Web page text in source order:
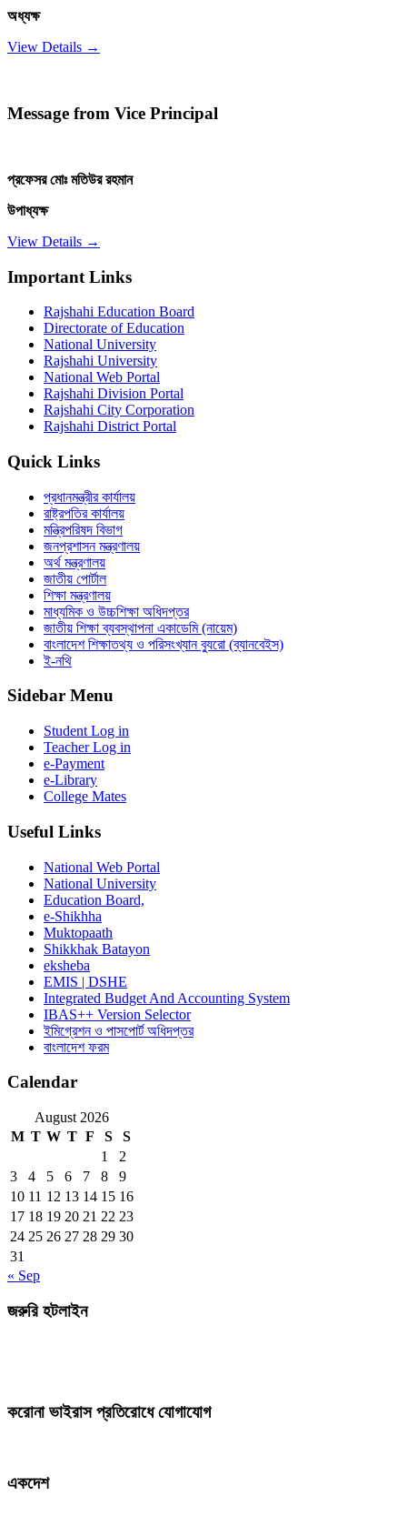
অধ্যক্ষ
View Details →
Message from Vice Principal
প্রফেসর মোঃ মতিউর রহমান
উপাধ্যক্ষ
View Details →
Important Links
Rajshahi Education Board
Directorate of Education
National University
Rajshahi University
National Web Portal
Rajshahi Division Portal
Rajshahi City Corporation
Rajshahi District Portal
Quick Links
প্রধানমন্ত্রীর কার্যালয়
রাষ্ট্রপতির কার্যালয়
মন্ত্রিপরিষদ বিভাগ
জনপ্রশাসন মন্ত্রণালয়
অর্থ মন্ত্রণালয়
জাতীয় পোর্টাল
শিক্ষা মন্ত্রণালয়
মাধ্যমিক ও উচ্চশিক্ষা অধিদপ্তর
জাতীয় শিক্ষা ব্যবস্থাপনা একাডেমি (নায়েম)
বাংলাদেশ শিক্ষাতথ্য ও পরিসংখ্যান ব্যুরো (ব্যানবেইস)
ই-নথি
Sidebar Menu
Student Log in
Teacher Log in
e-Payment
e-Library
College Mates
Useful Links
National Web Portal
National University
Education Board,
e-Shikhha
Muktopaath
Shikkhak Batayon
eksheba
EMIS | DSHE
Integrated Budget And Accounting System
IBAS++ Version Selector
ইমিগ্রেশন ও পাসপোর্ট অধিদপ্তর
বাংলাদেশ ফরম
Calendar
August 2026
M T W T F S
S
1
2
3
4 5 6 7 8
9
10 11 12 13 14 15 16
17 18 19 20 21 22 23
24 25 26 27 28 29 30
31
« Sep
জরুরি হটলাইন
করোনা ভাইরাস প্রতিরোধে যোগাযোগ
একদেশ